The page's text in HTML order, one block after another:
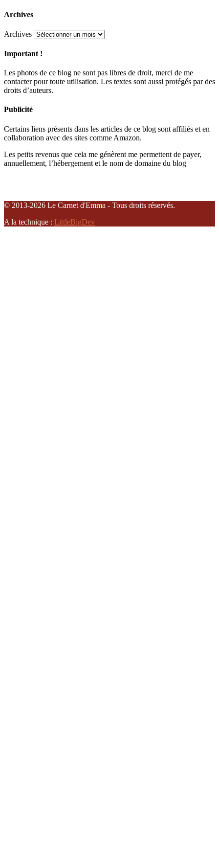
Archives
Archives
Important !
Les photos de ce blog ne sont pas libres de droit, merci de me
contacter pour toute utilisation. Les textes sont aussi protégés par des
droits d’auteurs.
Publicité
Certains liens présents dans les articles de ce blog sont affiliés et en
collaboration avec des sites comme Amazon.
Les petits revenus que cela me génèrent me permettent de payer,
annuellement, l’hébergement et le nom de domaine du blog
© 2013-2026 Le Carnet d'Emma - Tous droits réservés.
A la technique : LittleBigDev